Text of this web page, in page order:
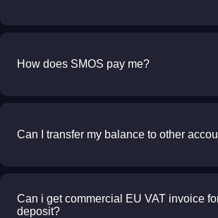
How does SMOS pay me?
Can I transfer my balance to other
Can i get commercial EU VAT invoice
deposit?